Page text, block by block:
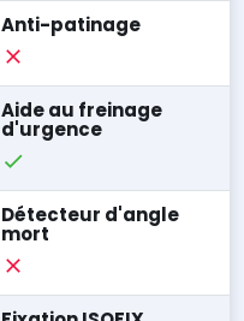
Anti-patinage
Aide au freinage
d'urgence
Détecteur d'angle
mort